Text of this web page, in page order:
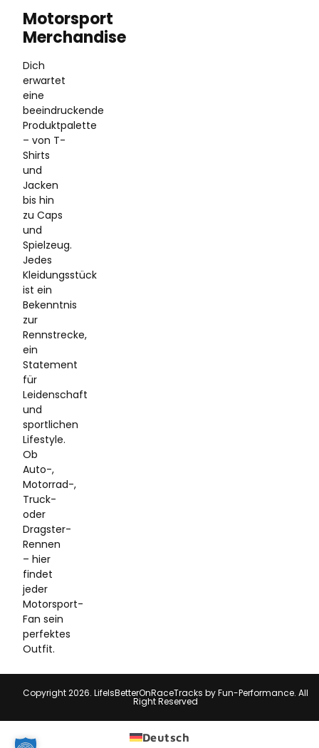
Motorsport
Merchandise
Dich
erwartet
eine
beeindruckende
Produktpalette
– von T-
Shirts
und
Jacken
bis hin
zu Caps
und
Spielzeug.
Jedes
Kleidungsstück
ist ein
Bekenntnis
zur
Rennstrecke,
ein
Statement
für
Leidenschaft
und
sportlichen
Lifestyle.
Ob
Auto-,
Motorrad-,
Truck-
oder
Dragster-
Rennen
– hier
findet
jeder
Motorsport-
Fan sein
perfektes
Outfit.
Copyright 2026. LifeIsBetterOnRaceTracks by Fun-Performance. All
Right Reserved
Deutsch